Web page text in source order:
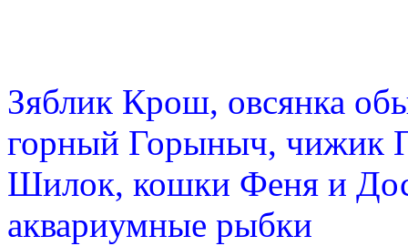
Зяблик Крош, овсянка
горный Горыныч, чижик
Шилок, кошки Феня и
аквариумные рыбки